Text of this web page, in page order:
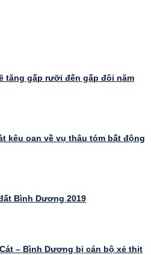
tăng gấp rưỡi đến gấp đôi năm
kêu oan về vụ thâu tóm bất động
Bình Dương 2019
– Bình Dương bị cán bộ xẻ thịt